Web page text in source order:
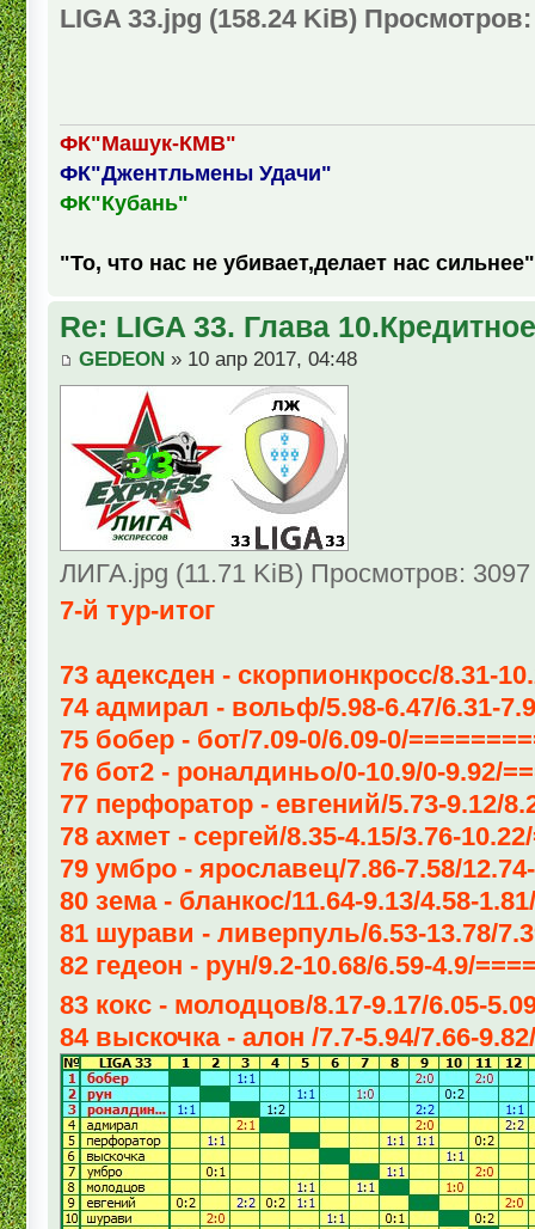
LIGA 33.jpg (158.24 KiB) Просмотров:
ФК"Машук-КМВ"
ФК"Джентльмены Удачи"
ФК"Кубань"
"То, что нас не убивает,делает нас сильнее"
Re: LIGA 33. Глава
GEDEON » 10 апр 2017, 04:48
ЛИГА.jpg (11.71 KiB) Просмотров: 3097
7-й тур-итог
73 адексден - скорпионкросс/8.31-
74 адмирал - вольф/5.98-6.47/6.31-
75 бобер - бот/7.09-0/6.09-0/
76 бот2 - роналдиньо/0-10.9/0-9.92/
77 перфоратор - евгений/5.73-9.12/
78 ахмет - сергей/8.35-4.15/3.76-
79 умбро - ярославец/7.86-7.58/
80 зема - бланкос/11.64-9.13/4.58-
81 шурави - ливерпуль/6.53-13.78/
82 гедеон - рун/9.2-10.68/6.59-4.9/
83 кокс - молодцов/8.17-9.17/6.05-
84 выскочка - алон /7.7-5.94/7.66-